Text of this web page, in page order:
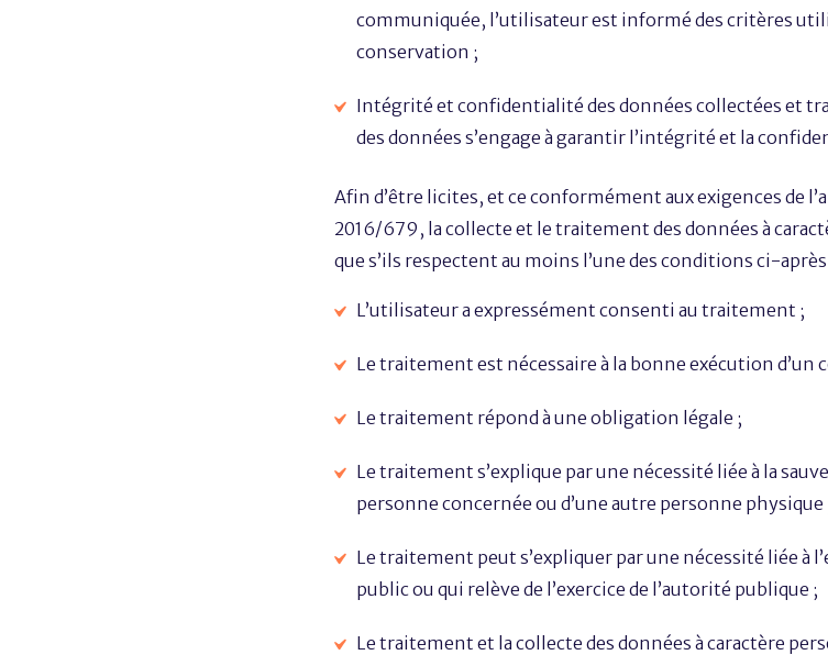
communiquée, l’utilisateur est informé des critères
conservation ;
Intégrité et confidentialité des données collectées et
des données s’engage à garantir l’intégrité et la
Afin d’être licites, et ce conformément aux exigences de
2016/679, la collecte et le traitement des données à
que s’ils respectent au moins l’une des conditions ci-
L’utilisateur a expressément consenti au traitement ;
Le traitement est nécessaire à la bonne exécution d’un
Le traitement répond à une obligation légale ;
Le traitement s’explique par une nécessité liée à la
personne concernée ou d’une autre personne physique
Le traitement peut s’expliquer par une nécessité liée à
public ou qui relève de l’exercice de l’autorité publique ;
Le traitement et la collecte des données à caractère